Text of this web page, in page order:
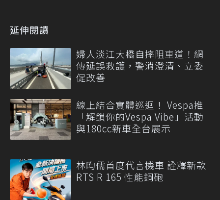
延伸閱讀
婦人淡江大橋自摔阻車道！網
傳延誤救護，警消澄清、立委
促改善
線上結合實體巡迴！ Vespa推
「解鎖你的Vespa Vibe」活動
與180cc新車全台展示
林昀儒首度代言機車 詮釋新款
RTS R 165 性能鋼砲